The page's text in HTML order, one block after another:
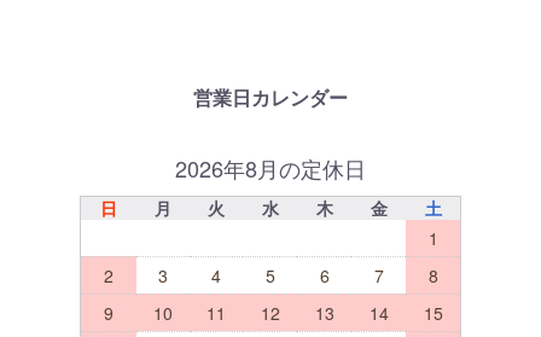
営業日カレンダー
2026年8月の定休日
日 月 火 水 木 金
土
1
2
3 4 5 6 7
8
9
10 11 12 13 14
15